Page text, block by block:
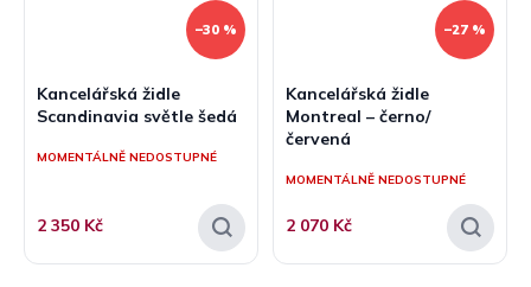
–30 %
Kancelářská židle
Scandinavia světle šedá
MOMENTÁLNĚ NEDOSTUPNÉ
2 350 Kč
–27 %
Kancelářská židle
Montreal – černo/
červená
MOMENTÁLNĚ NEDOSTUPNÉ
2 070 Kč